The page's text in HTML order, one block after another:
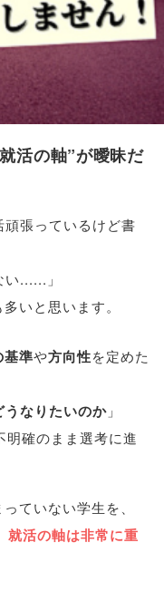
活の軸”が曖昧だ
張っているけど書
い...... 」
いと思います。
基準や方向性を定めた
うなりたいのか 」
明確のまま選考に進
ていない学生を
就活の軸は非常に重